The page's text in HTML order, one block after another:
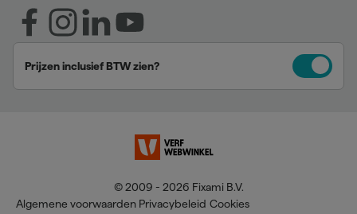
Prijzen inclusief BTW zien?
© 2009 - 2026 Fixami B.V.
Algemene voorwaarden Privacybeleid Cookies